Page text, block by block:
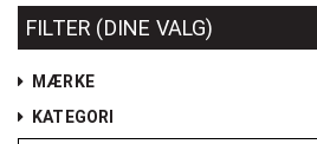
FILTER (DINE VALG)
MÆRKE
KATEGORI